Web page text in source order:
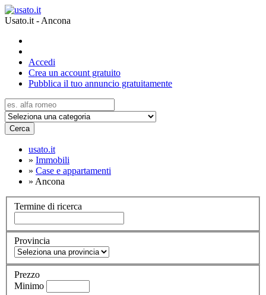
Usato.it - Ancona
Accedi
Crea un account gratuito
Pubblica il tuo annuncio gratuitamente
Cerca
usato.it
» Immobili
» Case e appartamenti
» Ancona
Termine di ricerca
Provincia
Prezzo
Minimo